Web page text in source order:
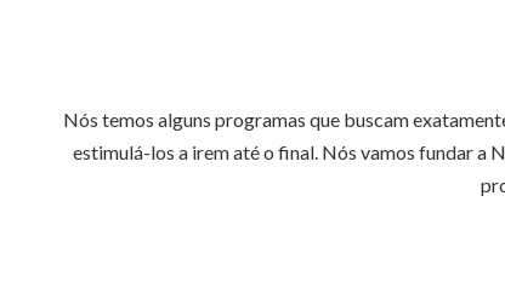
Nós temos alguns programas que buscam
estimulá-los a irem até o final. Nós vamos fundar a